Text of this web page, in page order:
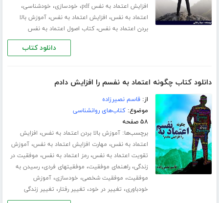
افزایش اعتماد به نفس pdf ، خودسازی، خودشناسی،
اعتماد به نفس، افزایش اعتماد به نفس،آموزش بالا
بردن اعتماد به نفس،کتاب اصول اعتماد به نفس
دانلود کتاب
دانلود کتاب چگونه اعتماد به نفسم را افزایش دادم
از:قاسم نصیرزاده
موضوع:کتاب‌های روانشناسی
۵۸ صفحه
برچسب‌ها:آموزش بالا بردن اعتماد به نفس، افزایش
اعتماد به نفس، مهارت افزایش اعتماد به نفس،آموزش
تقویت اعتماد به نفس،رمز اعتماد به نفس، موفقیت در
زندگی،راهنمای موفقیت، موفقیتهای فردی،رسیدن به
موفقیت، موفقیت شخصی، خودسازی،آموزش
خودباوری، تغییر در خود، تغییر رفتار، تغییر زندگی